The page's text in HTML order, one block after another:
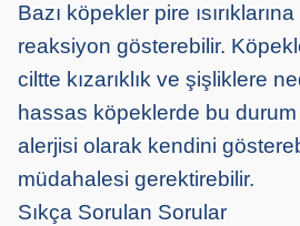
Bazı köpekler pire
reaksiyon gösterebilir.
ciltte kızarıklık ve şişliklere
hassas köpeklerde bu
alerjisi olarak kendini
müdahalesi gerektirebilir.
Sıkça Sorulan Sorular